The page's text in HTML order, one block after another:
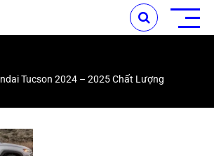
Tucson 2024 – 2025 Chất Lượng